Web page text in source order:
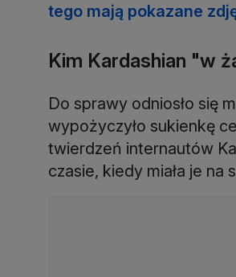
tego mają pokazane
Kim Kardashian "w
Do sprawy odniosło się
wypożyczyło sukienkę
twierdzeń internautów
czasie, kiedy miała je na